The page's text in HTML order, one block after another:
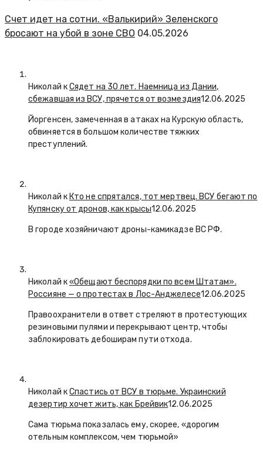
Счет идет на сотни. «Валькирий» Зеленского
бросают на убой в зоне СВО 04.05.2026
Николай кСядет на 30 лет. Наемница из Дании,
сбежавшая из ВСУ, прячется от возмездия12.06.2025
Йоргенсен, замеченная в атаках на Курскую область,
обвиняется в большом количестве тяжких
преступлений.
Николай кКто не спрятался, тот мертвец. ВСУ бегают по
Купянску от дронов, как крысы12.06.2025
В городе хозяйничают дроны-камикадзе ВС РФ.
Николай к«Обещают беспорядки по всем Штатам».
Россияне — о протестах в Лос-Анджелесе12.06.2025
Правоохранители в ответ стреляют в протестующих
резиновыми пулями и перекрывают центр, чтобы
заблокировать дебоширам пути отхода.
Николай кСпастись от ВСУ в тюрьме. Украинский
дезертир хочет жить, как Брейвик12.06.2025
Сама тюрьма показалась ему, скорее, «дорогим
отельным комплексом, чем тюрьмой»